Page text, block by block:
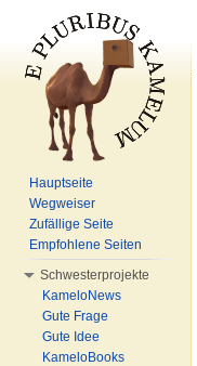
Hauptseite
Wegweiser
Zufällige Seite
Empfohlene Seiten
Schwesterprojekte
KameloNews
Gute Frage
Gute Idee
KameloBooks